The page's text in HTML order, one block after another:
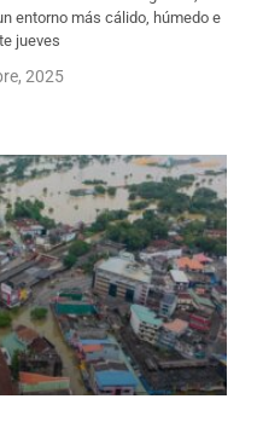
entorno más cálido, húmedo e
jueves
2025